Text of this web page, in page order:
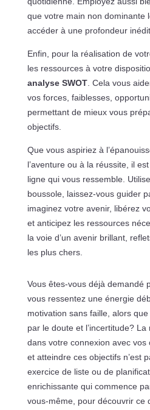
que votre main non dominante
accéder à une profondeur
Enfin, pour la réalisation de
les ressources à votre
analyse SWOT. Cela vous
vos forces, faiblesses,
permettant de mieux vous
objectifs.
Que vous aspiriez à
l’aventure ou à la réussite, il
ligne qui vous ressemble.
boussole, laissez-vous guider
imaginez votre avenir, libérez
et anticipez les ressources
la voie d’un avenir brillant,
les plus chers.
Vous êtes-vous déjà demandé
vous ressentez une énergie
motivation sans faille, alors
par le doute et l’incertitude?
dans votre connexion avec vos
et atteindre ces objectifs n’est
exercice de liste ou de
enrichissante qui commence
vous-même, pour découvrir ce